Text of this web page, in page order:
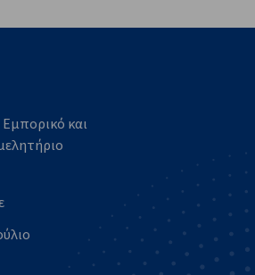
και